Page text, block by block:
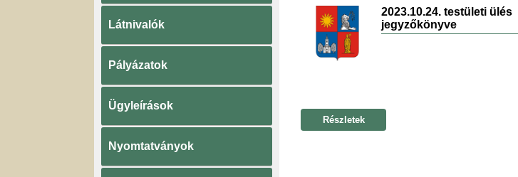
Látnivalók
Pályázatok
Ügyleírások
Nyomtatványok
2023.10.24. testületi ülés
jegyzőkönyve
Részletek